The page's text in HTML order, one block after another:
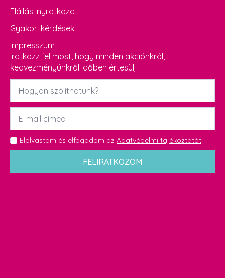
Elállási nyilatkozat
Gyakori kérdések
Impresszum
Iratkozz fel most, hogy minden akciónkról,
kedvezményünkről időben értesülj!
Név
Email
GDPR
*
Elolvastam és elfogadom az Adatvédelmi tájékoztatót.
FELIRATKOZOM